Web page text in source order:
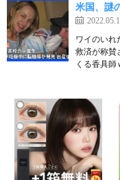
米国、謎
ワイのいれ
救済が称賛
くる香具